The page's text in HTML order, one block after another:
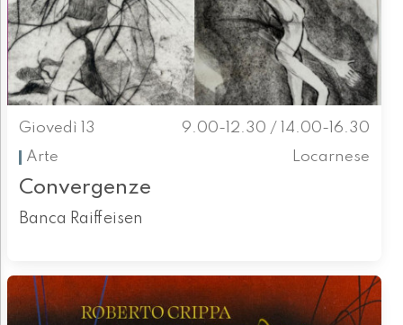
Giovedì 13
9.00-12.30 / 14.00-16.30
Arte
Locarnese
Convergenze
Banca Raiffeisen